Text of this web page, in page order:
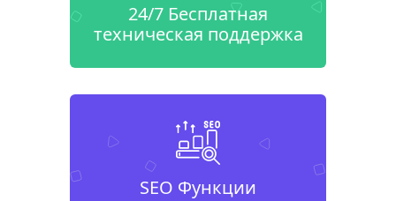
24/7 Бесплатная
техническая поддержка
SEO Функции